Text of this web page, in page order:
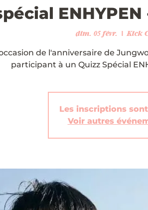
dim. 05 févr.
  |
Kick
de l'anniversaire de
participant à un Quizz Spécial
Les inscriptions
Voir autres